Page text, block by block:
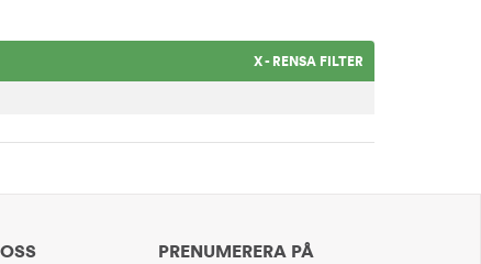
X - RENSA FILTER
PRENUMERERA PÅ